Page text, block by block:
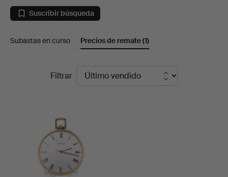
bolsillo
Auktion
Suscribir búsqueda
Subastas en curso Precios de remate(1)
Filtrar